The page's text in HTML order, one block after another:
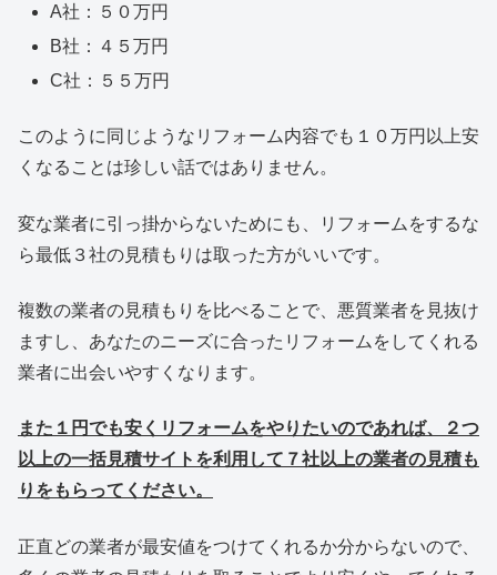
A社：５０万円
B社：４５万円
C社：５５万円
このように同じようなリフォーム内容でも１０万円以上安
くなることは珍しい話ではありません。
変な業者に引っ掛からないためにも、リフォームをするな
ら最低３社の見積もりは取った方がいいです。
複数の業者の見積もりを比べることで、悪質業者を見抜け
ますし、あなたのニーズに合ったリフォームをしてくれる
業者に出会いやすくなります。
また１円でも安くリフォームをやりたいのであれば、２つ
以上の一括見積サイトを利用して７社以上の業者の見積も
りをもらってください。
正直どの業者が最安値をつけてくれるか分からないので、